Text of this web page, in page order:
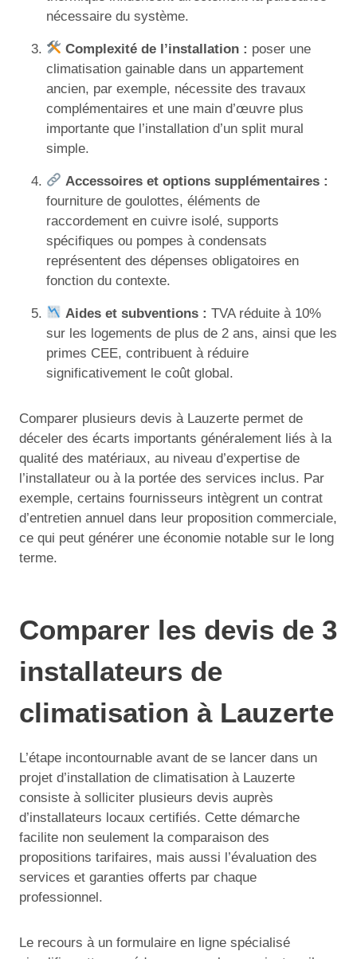
nécessaire du système.
Complexité de l’installation : poser une
climatisation gainable dans un appartement
ancien, par exemple, nécessite des travaux
complémentaires et une main d’œuvre plus
importante que l’installation d’un split mural
simple.
Accessoires et options supplémentaires :
fourniture de goulottes, éléments de
raccordement en cuivre isolé, supports
spécifiques ou pompes à condensats
représentent des dépenses obligatoires en
fonction du contexte.
Aides et subventions : TVA réduite à 10%
sur les logements de plus de 2 ans, ainsi que les
primes CEE, contribuent à réduire
significativement le coût global.
Comparer plusieurs devis à Lauzerte permet de
déceler des écarts importants généralement liés à la
qualité des matériaux, au niveau d’expertise de
l’installateur ou à la portée des services inclus. Par
exemple, certains fournisseurs intègrent un contrat
d’entretien annuel dans leur proposition commerciale,
ce qui peut générer une économie notable sur le long
terme.
Comparer les devis de 3
installateurs de
climatisation à Lauzerte
L’étape incontournable avant de se lancer dans un
projet d’installation de climatisation à Lauzerte
consiste à solliciter plusieurs devis auprès
d’installateurs locaux certifiés. Cette démarche
facilite non seulement la comparaison des
propositions tarifaires, mais aussi l’évaluation des
services et garanties offerts par chaque
professionnel.
Le recours à un formulaire en ligne spécialisé